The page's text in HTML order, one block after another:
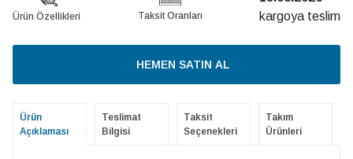
Ürün Özellikleri Taksit Oranları
kargoya teslim
HEMEN SATIN AL
Ürün
Açıklaması
Teslimat
Bilgisi
Taksit
Seçenekleri
Takım
Ürünleri